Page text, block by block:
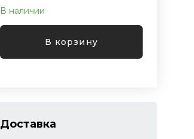
В наличии
В корзину
Доставка